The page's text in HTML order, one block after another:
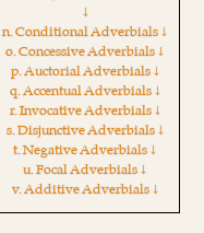
↓
n. Conditional Adverbials ↓
o. Concessive Adverbials ↓
p. Auctorial Adverbials ↓
q. Accentual Adverbials ↓
r. Invocative Adverbials ↓
s. Disjunctive Adverbials ↓
t. Negative Adverbials ↓
u. Focal Adverbials ↓
v. Additive Adverbials ↓